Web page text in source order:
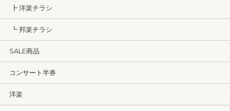
┣ 洋楽チラシ
┗ 邦楽チラシ
SALE商品
コンサート半券
洋楽